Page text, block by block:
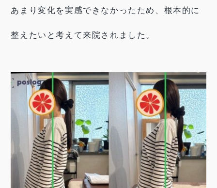
あまり変化を実感できなかったため、根本的に
整えたいと考えて来院されました。